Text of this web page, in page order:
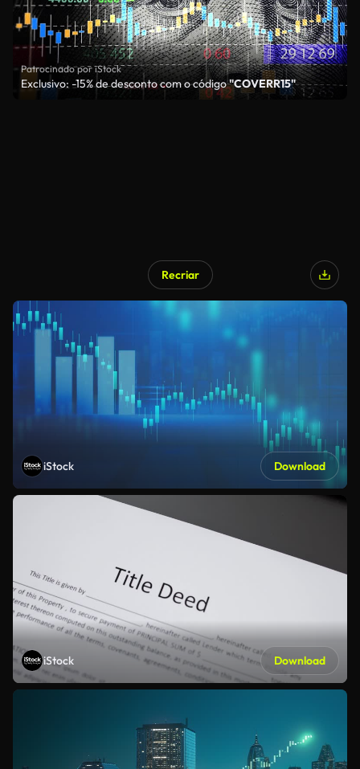
Patrocinado por iStock
Exclusivo: -15% de desconto com o código"COVERR15"
Recriar
iStock Download
iStock Download